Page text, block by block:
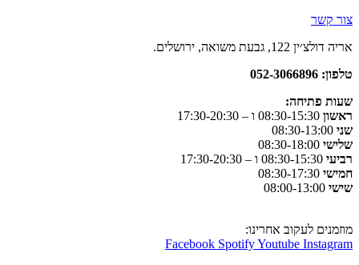
צור קשר
אריה דולצ׳ין 122, גבעת משואה, ירושלים.
טלפון: 052-3066896
שעות פתיחה:
ראשון
שני
שלישי
רביעי
חמישי
שישי
מוזמנים לעקוב אחרינו:
Facebook SpotifyYoutube Instagram